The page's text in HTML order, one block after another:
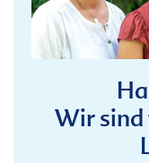
Wir sind